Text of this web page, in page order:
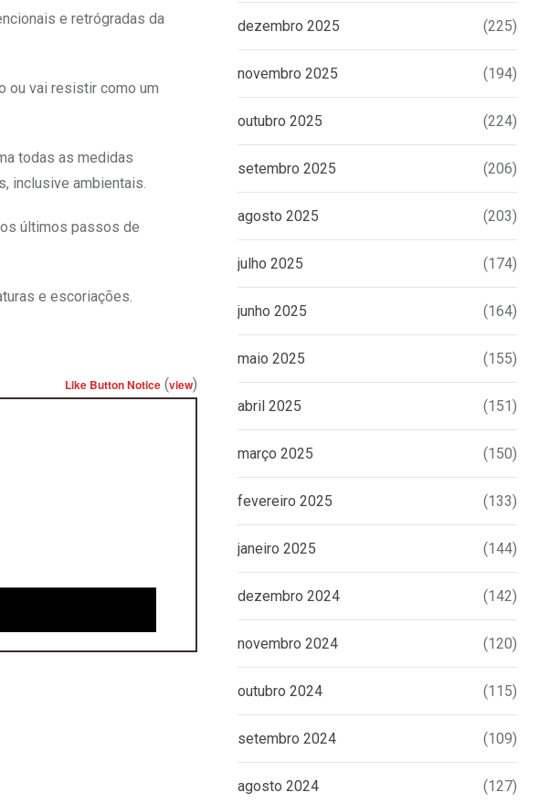
e retrógradas da
ou vai resistir como um
todas as medidas
inclusive ambientais.
últimos passos de
e escoriações.
Like Button Notice (view)
dezembro 2025 (225)
novembro 2025 (194)
outubro 2025 (224)
setembro 2025 (206)
agosto 2025 (203)
julho 2025 (174)
junho 2025 (164)
maio 2025 (155)
abril 2025 (151)
março 2025 (150)
fevereiro 2025 (133)
janeiro 2025 (144)
dezembro 2024 (142)
novembro 2024 (120)
outubro 2024 (115)
setembro 2024 (109)
agosto 2024 (127)